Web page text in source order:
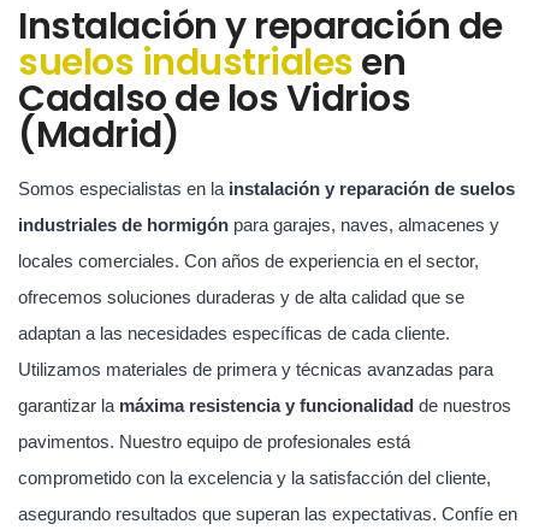
Instalación y reparación de
suelos industrialesen
Cadalso de los Vidrios
(Madrid)
Somos especialistas en la instalación y reparación de suelos
industriales de hormigón para garajes, naves, almacenes y
locales comerciales. Con años de experiencia en el sector,
ofrecemos soluciones duraderas y de alta calidad que se
adaptan a las necesidades específicas de cada cliente.
Utilizamos materiales de primera y técnicas avanzadas para
garantizar la máxima resistencia y funcionalidad de nuestros
pavimentos. Nuestro equipo de profesionales está
comprometido con la excelencia y la satisfacción del cliente,
asegurando resultados que superan las expectativas. Confíe en